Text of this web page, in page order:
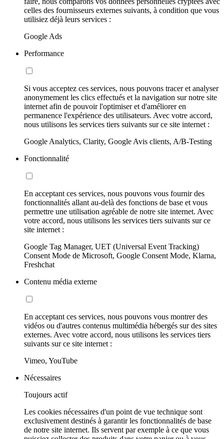
celles des fournisseurs externes suivants, à condition que vous
utilisiez déjà leurs services :
Google Ads
Performance
Si vous acceptez ces services, nous pouvons tracer et analyser
anonymement les clics effectués et la navigation sur notre site
internet afin de pouvoir l'optimiser et d'améliorer en
permanence l'expérience des utilisateurs. Avec votre accord,
nous utilisons les services tiers suivants sur ce site internet :
Google Analytics, Clarity, Google Avis clients, A/B-Testing
Fonctionnalité
En acceptant ces services, nous pouvons vous fournir des
fonctionnalités allant au-delà des fonctions de base et vous
permettre une utilisation agréable de notre site internet. Avec
votre accord, nous utilisons les services tiers suivants sur ce
site internet :
Google Tag Manager, UET (Universal Event Tracking)
Consent Mode de Microsoft, Google Consent Mode, Klarna,
Freshchat
Contenu média externe
En acceptant ces services, nous pouvons vous montrer des
vidéos ou d'autres contenus multimédia hébergés sur des sites
externes. Avec votre accord, nous utilisons les services tiers
suivants sur ce site internet :
Vimeo, YouTube
Nécessaires
Toujours actif
Les cookies nécessaires d'un point de vue technique sont
exclusivement destinés à garantir les fonctionnalités de base
de notre site internet. Ils servent par exemple à ce que vous